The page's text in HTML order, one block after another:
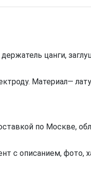
цанги,
Материал—
по Москве,
с описанием, фото,